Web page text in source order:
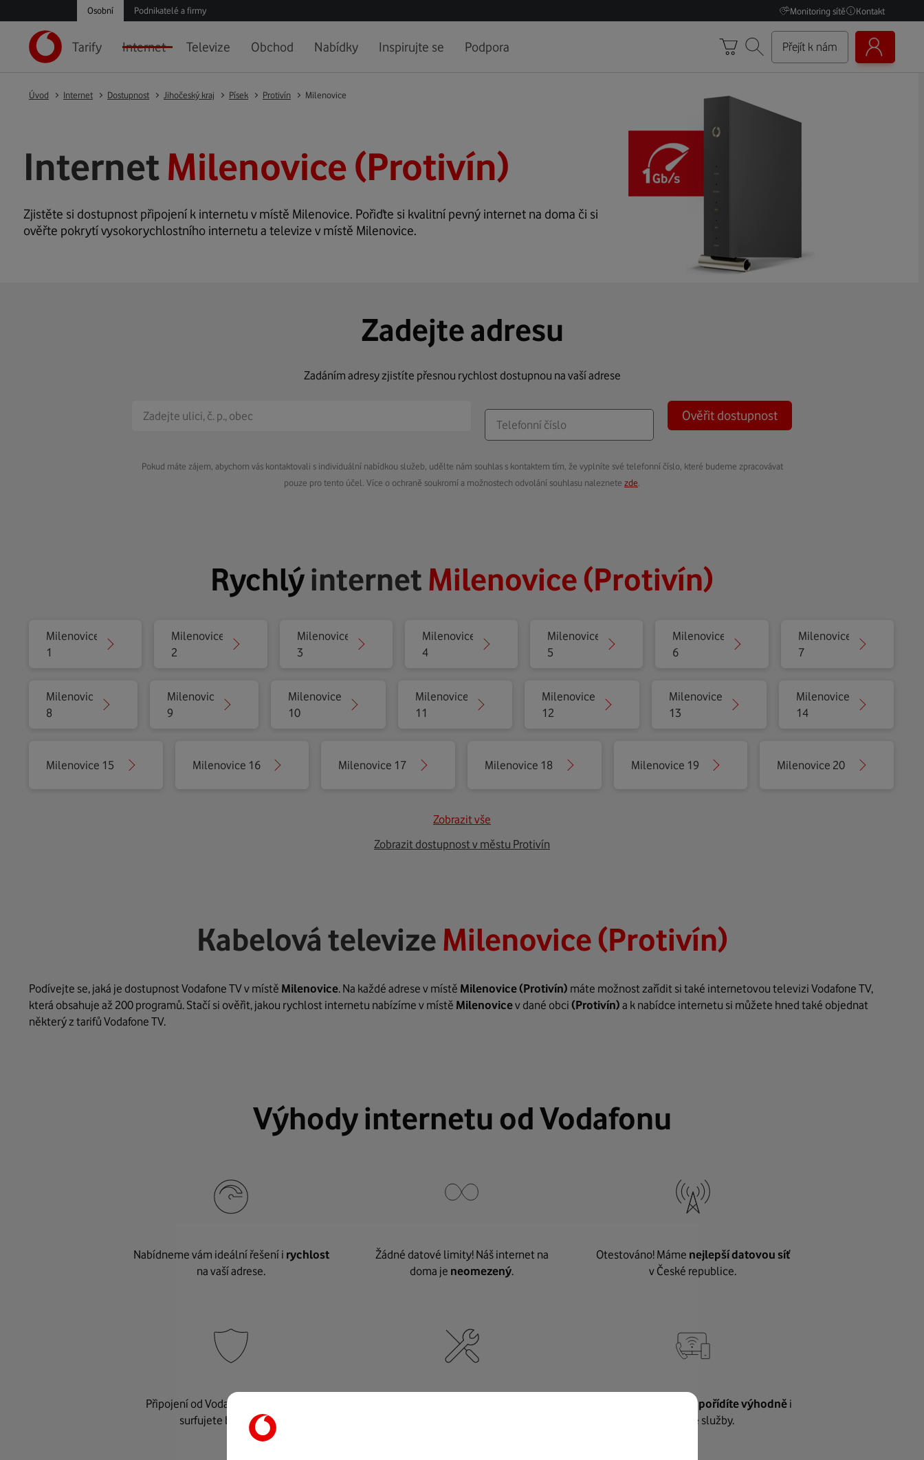
Osobní Podnikatelé a firmy Monitoring sítě Kontakt
Tarify Internet Televize Obchod Nabídky Inspirujte se Podpora Přejít k nám
Úvod Internet Dostupnost Jihočeský kraj Písek Protivín Milenovice
Internet Milenovice (Protivín)
Zjistěte si dostupnost připojení k internetu v místě Milenovice. Pořiďte si kvalitní pevný internet na doma či si
ověřte pokrytí vysokorychlostního internetu a televize v místě Milenovice.
Zadejte adresu
Zadáním adresy zjistíte přesnou rychlost dostupnou na vaší adrese
Ověřit dostupnost
Pokud máte zájem, abychom vás kontaktovali s individuální nabídkou služeb, udělte nám souhlas s kontaktem tím, že vyplníte své telefonní číslo, které budeme zpracovávat
pouze pro tento účel. Více o ochraně soukromí a možnostech odvolání souhlasu naleznete zde
RychlýinternetMilenovice (Protivín)
Milenovice
1
Milenovice
2
Milenovice
3
Milenovice
4
Milenovice
5
Milenovice
6
Milenovice
7
Milenovice
8
Milenovice
9
Milenovice
10
Milenovice
11
Milenovice
12
Milenovice
13
Milenovice
14
Milenovice 15 Milenovice 16 Milenovice 17 Milenovice 18 Milenovice 19 Milenovice 20
Zobrazit vše
Zobrazit dostupnost v městu Protivín
Kabelová televize Milenovice (Protivín)
Podívejte se, jaká je dostupnost Vodafone TV v místě Milenovice. Na každé adrese v místě Milenovice(Protivín) máte možnost zařídit si také internetovou televizi Vodafone TV,
která obsahuje až 200 programů. Stačí si ověřit, jakou rychlost internetu nabízíme v místě Milenovicev dané obci (Protivín) a k nabídce internetu si můžete hned také objednat
některý z tarifů Vodafone TV.
Výhody internetu od Vodafonu
Nabídneme vám ideální řešení i rychlost
na vaší adrese.
Žádné datové limity! Náš internet na
doma je neomezený.
Otestováno! Máme nejlepší datovou síť
v České republice.
Připojení od Vodafonu je
surfujete bez starostí.
K pevnému internetupořídíte výhodněi
další naše služby.